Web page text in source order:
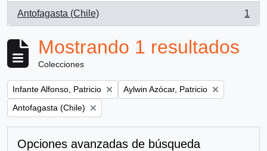
Antofagasta (Chile)
, 1 resultados
1
Mostrando 1 resultados
Colecciones
Remove filter:
Infante Alfonso, Patricio Remove filter:
Aylwin Azócar, Patricio
Remove filter:
Antofagasta (Chile)
Opciones avanzadas de búsqueda